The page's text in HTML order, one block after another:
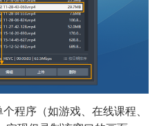
程序（如游戏、在线课程、